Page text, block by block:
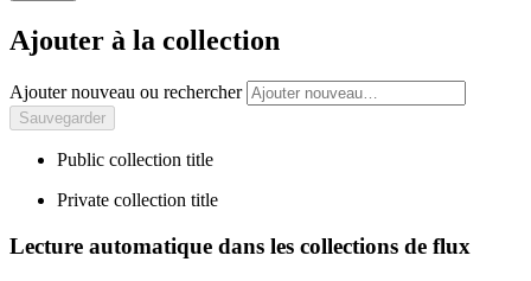
Ajouter à la collection
Ajouter nouveau ou rechercher
Public collection title
Private collection title
Lecture automatique dans les collections de flux